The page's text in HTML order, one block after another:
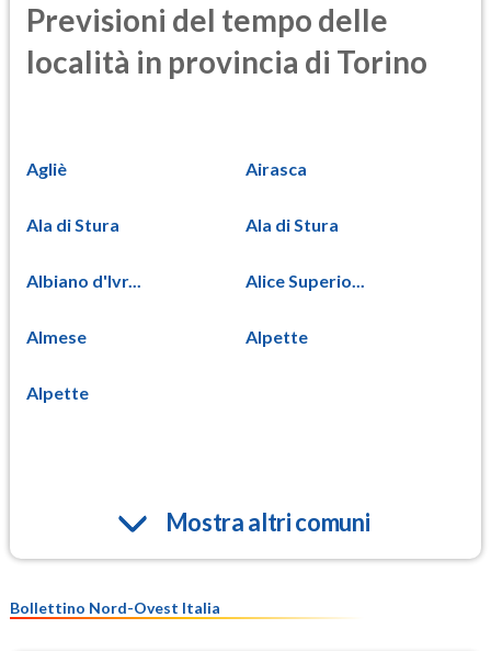
Previsioni del tempo delle
località in provincia di Torino
Agliè Airasca
Ala di Stura Ala di Stura
Albiano d'Ivr... Alice Superio...
Almese Alpette
Alpette
Mostra altri comuni
Bollettino Nord-Ovest Italia